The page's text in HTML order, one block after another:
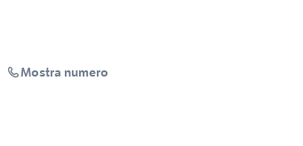
Mostra numero